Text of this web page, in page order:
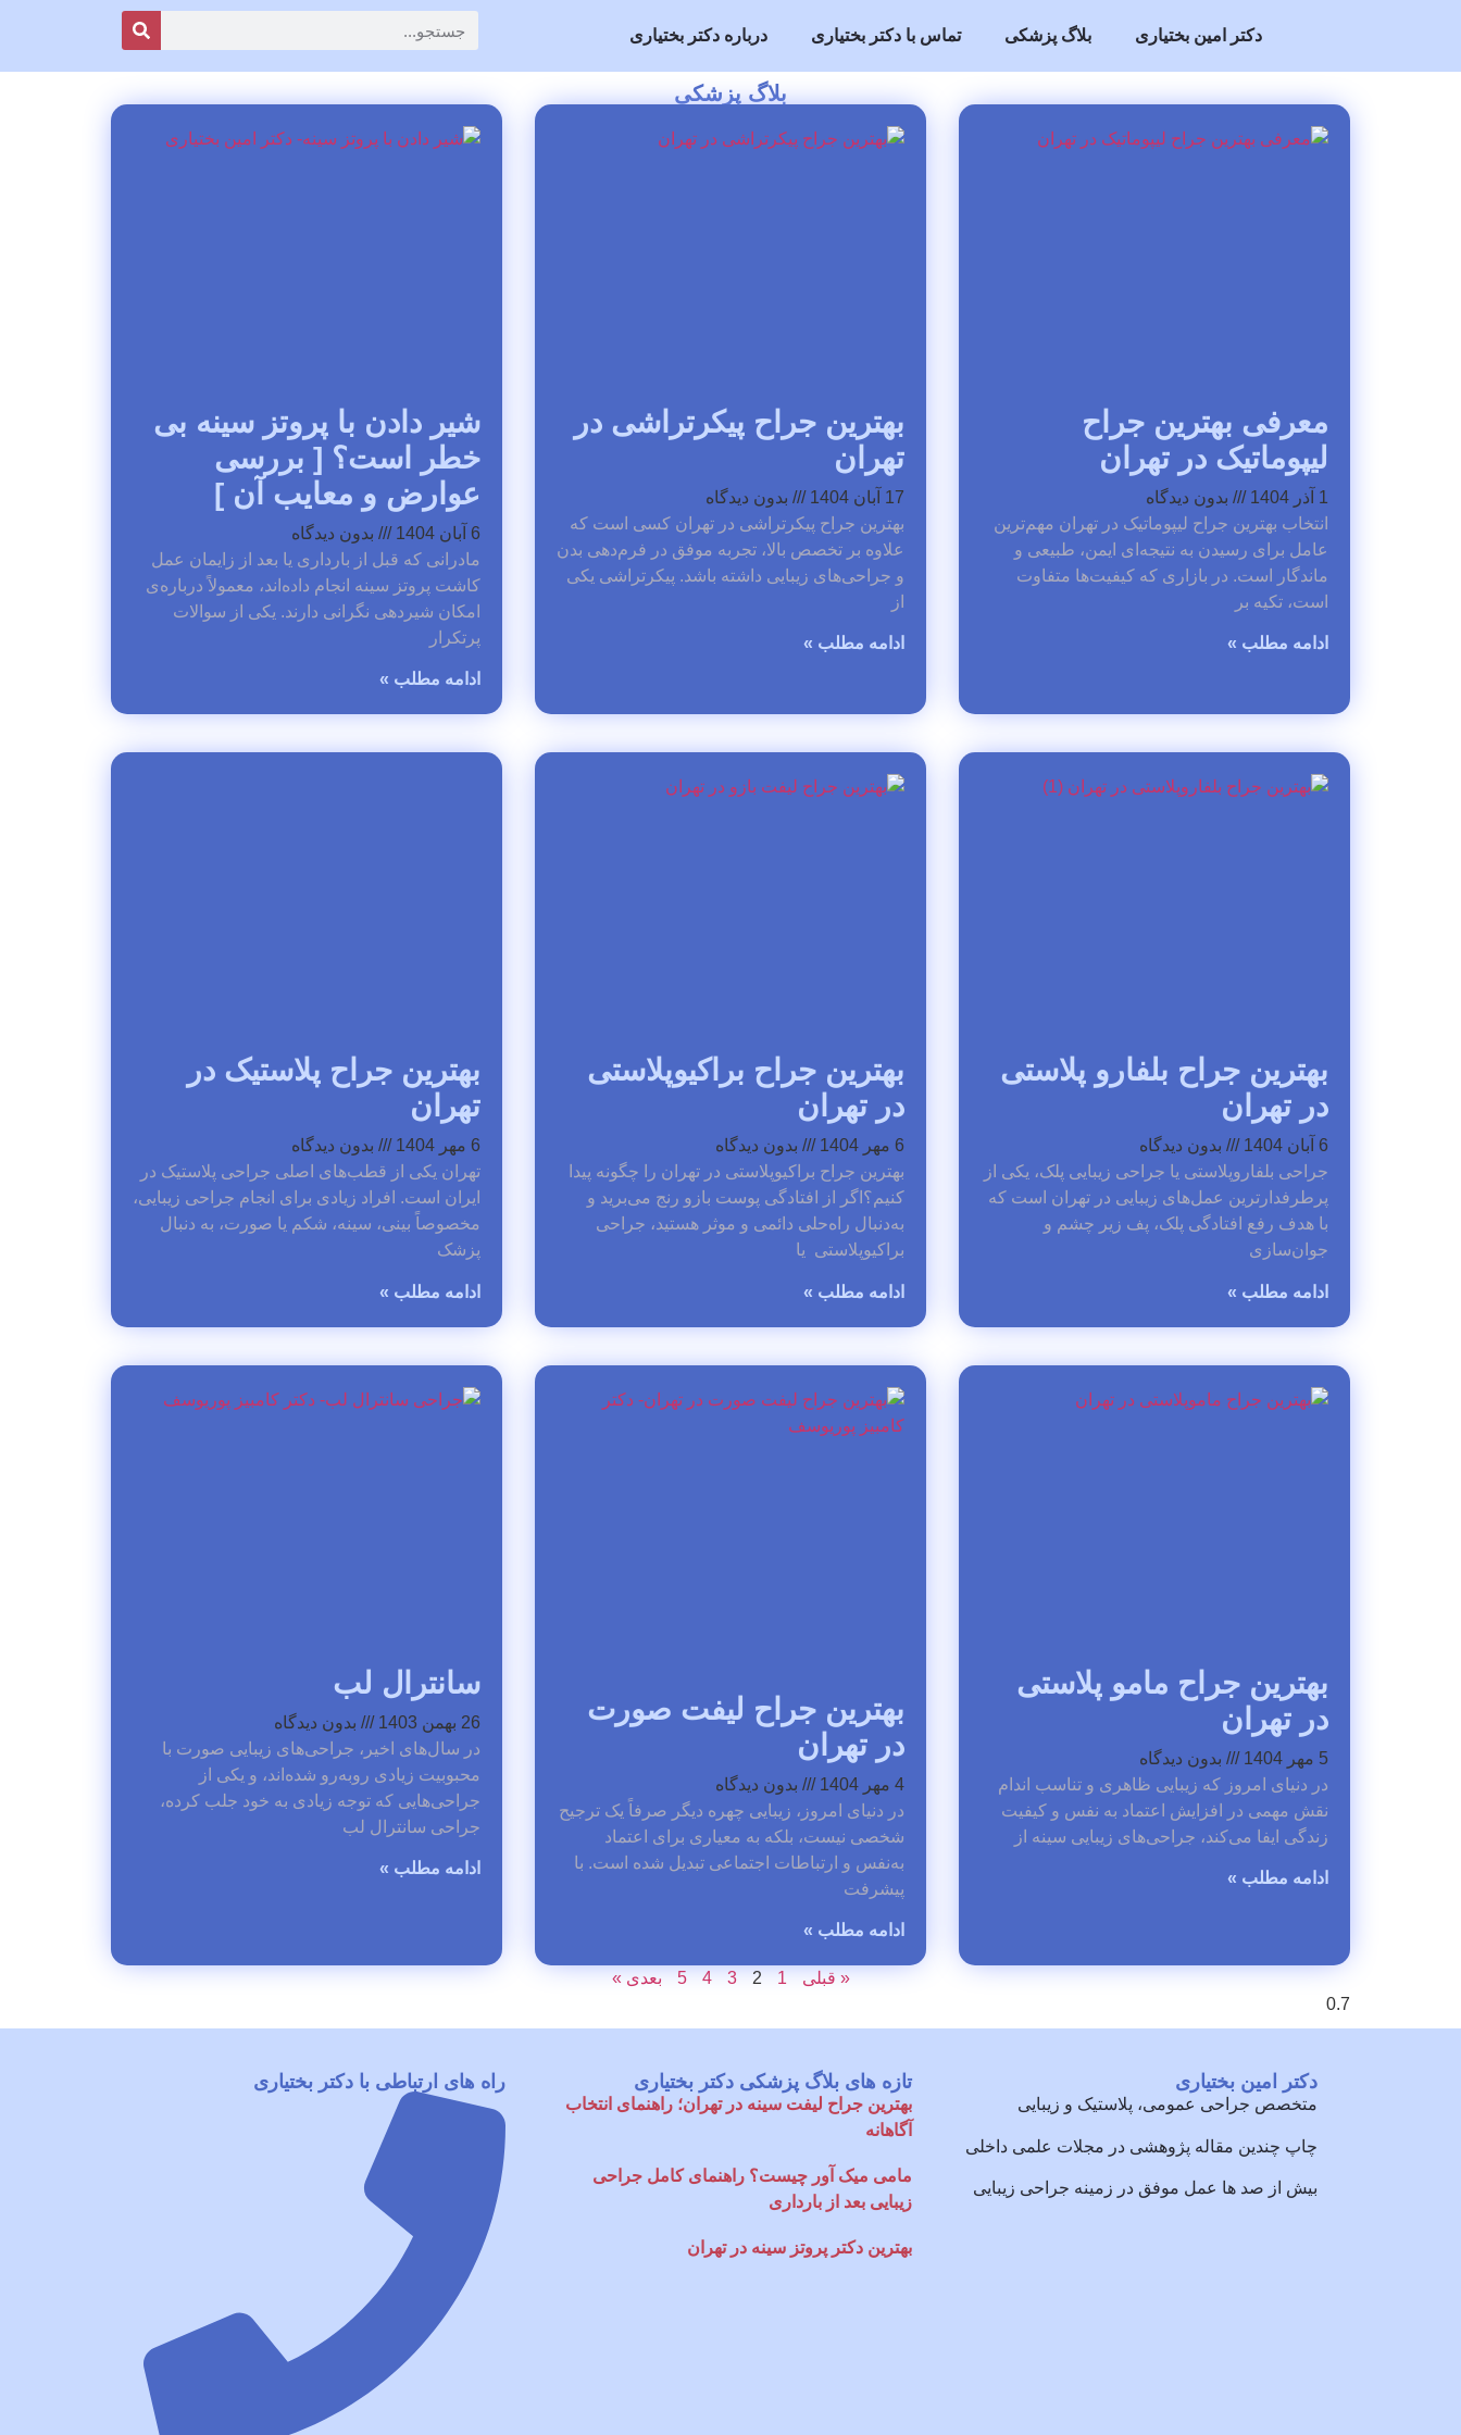
دکتر امین بختیاری بلاگ پزشکی تماس با دکتر بختیاری درباره دکتر بختیاری
بلاگ پزشکی
معرفی بهترین جراح
لیپوماتیک در تهران
1 آذر 1404
بدون دیدگاه
انتخاب بهترین جراح لیپوماتیک در تهران مهم‌ترین
عامل برای رسیدن به نتیجه‌ای ایمن، طبیعی و
ماندگار است. در بازاری که کیفیت‌ها متفاوت
است، تکیه بر
ادامه مطلب »
بهترین جراح پیکرتراشی در
تهران
17 آبان 1404
بدون دیدگاه
بهترین جراح پیکرتراشی در تهران کسی است که
علاوه بر تخصص بالا، تجربه موفق در فرم‌دهی بدن
و جراحی‌های زیبایی داشته باشد. پیکرتراشی یکی
از
ادامه مطلب »
شیر دادن با پروتز سینه بی
خطر است؟ [ بررسی
عوارض و معایب آن ]
6 آبان 1404
بدون دیدگاه
مادرانی که قبل از بارداری یا بعد از زایمان عمل
کاشت پروتز سینه انجام داده‌اند، معمولاً درباره‌ی
امکان شیردهی نگرانی دارند. یکی از سوالات
پرتکرار
ادامه مطلب »
بهترین جراح بلفارو پلاستی
در تهران
6 آبان 1404
بدون دیدگاه
جراحی بلفاروپلاستی یا جراحی زیبایی پلک، یکی از
پرطرفدارترین عمل‌های زیبایی در تهران است که
با هدف رفع افتادگی پلک، پف زیر چشم و
جوان‌سازی
ادامه مطلب »
بهترین جراح براکیوپلاستی
در تهران
6 مهر 1404
بدون دیدگاه
بهترین جراح براکیوپلاستی در تهران را چگونه پیدا
کنیم؟اگر از افتادگی پوست بازو رنج می‌برید و
به‌دنبال راه‌حلی دائمی و موثر هستید، جراحی
براکیوپلاستی یا
ادامه مطلب »
بهترین جراح پلاستیک در
تهران
6 مهر 1404
بدون دیدگاه
تهران یکی از قطب‌های اصلی جراحی پلاستیک در
ایران است. افراد زیادی برای انجام جراحی زیبایی،
مخصوصاً بینی، سینه، شکم یا صورت، به دنبال
پزشک
ادامه مطلب »
بهترین جراح مامو پلاستی
در تهران
5 مهر 1404
بدون دیدگاه
در دنیای امروز که زیبایی ظاهری و تناسب اندام
نقش مهمی در افزایش اعتماد به نفس و کیفیت
زندگی ایفا می‌کند، جراحی‌های زیبایی سینه از
ادامه مطلب »
بهترین جراح لیفت صورت
در تهران
4 مهر 1404
بدون دیدگاه
در دنیای امروز، زیبایی چهره دیگر صرفاً یک ترجیح
شخصی نیست، بلکه به معیاری برای اعتماد
به‌نفس و ارتباطات اجتماعی تبدیل شده است. با
پیشرفت
ادامه مطلب »
سانترال لب
26 بهمن 1403
بدون دیدگاه
در سال‌های اخیر، جراحی‌های زیبایی صورت با
محبوبیت زیادی روبه‌رو شده‌اند، و یکی از
جراحی‌هایی که توجه زیادی به خود جلب کرده،
جراحی سانترال لب
ادامه مطلب »
« قبلی 1
2
3
4
5 بعدی »
دکتر امین بختیاری
متخصص جراحی عمومی، پلاستیک و زیبایی
چاپ چندین مقاله پژوهشی در مجلات علمی داخلی
بیش از صد ها عمل موفق در زمینه جراحی زیبایی
تازه های بلاگ پزشکی دکتر بختیاری
بهترین جراح لیفت سینه در تهران؛ راهنمای انتخاب
آگاهانه
مامی میک آور چیست؟ راهنمای کامل جراحی
زیبایی بعد از بارداری
بهترین دکتر پروتز سینه در تهران
راه های ارتباطی با دکتر بختیاری